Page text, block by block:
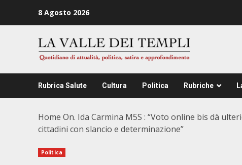
8 Agosto 2026
Rubrica Salute Cultura Politica Rubriche
Home On. Ida Carmina M5S : “Voto online bis dà
cittadini con slancio e determinazione”
Politica